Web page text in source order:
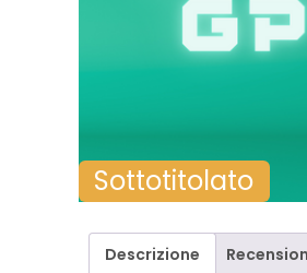
Sottotitolato
Descrizione